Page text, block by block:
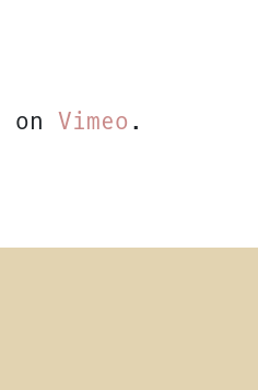
onVimeo .